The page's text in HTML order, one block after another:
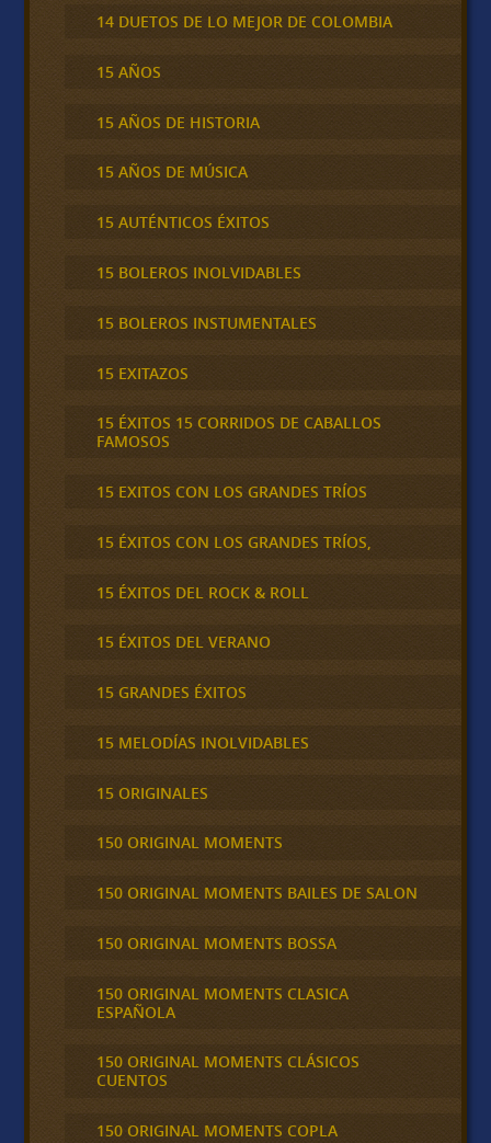
14 DUETOS DE LO MEJOR DE COLOMBIA
15 AÑOS
15 AÑOS DE HISTORIA
15 AÑOS DE MÚSICA
15 AUTÉNTICOS ÉXITOS
15 BOLEROS INOLVIDABLES
15 BOLEROS INSTUMENTALES
15 EXITAZOS
15 ÉXITOS 15 CORRIDOS DE CABALLOS
FAMOSOS
15 EXITOS CON LOS GRANDES TRÍOS
15 ÉXITOS CON LOS GRANDES TRÍOS,
15 ÉXITOS DEL ROCK & ROLL
15 ÉXITOS DEL VERANO
15 GRANDES ÉXITOS
15 MELODÍAS INOLVIDABLES
15 ORIGINALES
150 ORIGINAL MOMENTS
150 ORIGINAL MOMENTS BAILES DE SALON
150 ORIGINAL MOMENTS BOSSA
150 ORIGINAL MOMENTS CLASICA
ESPAÑOLA
150 ORIGINAL MOMENTS CLÁSICOS
CUENTOS
150 ORIGINAL MOMENTS COPLA